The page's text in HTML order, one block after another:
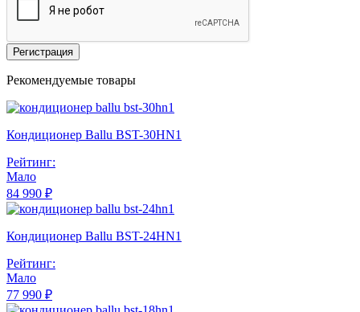
Регистрация
Рекомендуемые товары
Кондиционер Ballu BST-30HN1
Рейтинг:
Мало
84 990 ₽
Кондиционер Ballu BST-24HN1
Рейтинг:
Мало
77 990 ₽